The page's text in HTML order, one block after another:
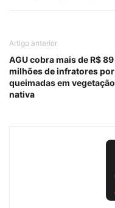
Artigo anterior
AGU cobra mais de R$ 89
milhões de infratores por
queimadas em vegetação
nativa